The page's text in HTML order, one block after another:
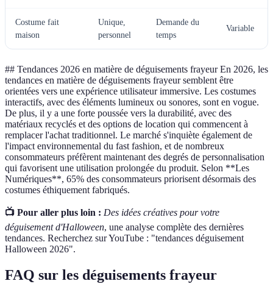
Costume fait
maison
Unique,
personnel
Demande du
temps
Variable
## Tendances 2026 en matière de déguisements frayeur En 2026, les
tendances en matière de déguisements frayeur semblent être
orientées vers une expérience utilisateur immersive. Les costumes
interactifs, avec des éléments lumineux ou sonores, sont en vogue.
De plus, il y a une forte poussée vers la durabilité, avec des
matériaux recyclés et des options de location qui commencent à
remplacer l'achat traditionnel. Le marché s'inquiète également de
l'impact environnemental du fast fashion, et de nombreux
consommateurs préfèrent maintenant des degrés de personnalisation
qui favorisent une utilisation prolongée du produit. Selon **Les
Numériques**, 65% des consommateurs priorisent désormais des
costumes éthiquement fabriqués.
📺 Pour aller plus loin : Des idées créatives pour votre
déguisement d'Halloween, une analyse complète des dernières
tendances. Recherchez sur YouTube : "tendances déguisement
Halloween 2026".
FAQ sur les déguisements frayeur